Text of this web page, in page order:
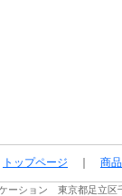
トップページ 商
ケーション 東京都足立